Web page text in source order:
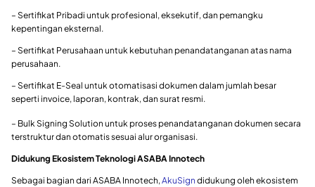
– Sertifikat Pribadi untuk profesional, eksekutif, dan pemangku
kepentingan eksternal.
– Sertifikat Perusahaan untuk kebutuhan penandatanganan atas nama
perusahaan.
– Sertifikat E-Seal untuk otomatisasi dokumen dalam jumlah besar
seperti invoice, laporan, kontrak, dan surat resmi.
– Bulk Signing Solution untuk proses penandatanganan dokumen secara
terstruktur dan otomatis sesuai alur organisasi.
Didukung Ekosistem Teknologi ASABA Innotech
Sebagai bagian dari ASABA Innotech,AkuSign didukung oleh ekosistem